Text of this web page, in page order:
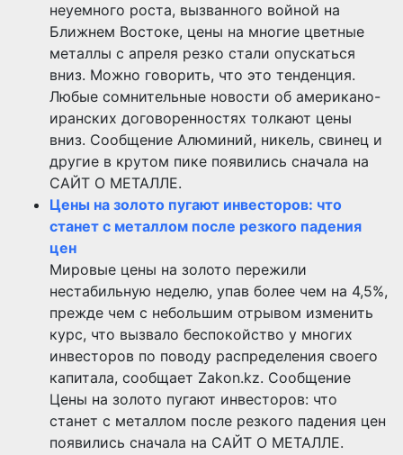
неуемного роста, вызванного войной на
Ближнем Востоке, цены на многие цветные
металлы с апреля резко стали опускаться
вниз. Можно говорить, что это тенденция.
Любые сомнительные новости об американо-
иранских договоренностях толкают цены
вниз. Сообщение Алюминий, никель, свинец и
другие в крутом пике появились сначала на
САЙТ О МЕТАЛЛЕ.
Цены на золото пугают инвесторов: что
станет с металлом после резкого падения
цен
Мировые цены на золото пережили
нестабильную неделю, упав более чем на 4,5%,
прежде чем с небольшим отрывом изменить
курс, что вызвало беспокойство у многих
инвесторов по поводу распределения своего
капитала, сообщает Zakon.kz. Сообщение
Цены на золото пугают инвесторов: что
станет с металлом после резкого падения цен
появились сначала на САЙТ О МЕТАЛЛЕ.